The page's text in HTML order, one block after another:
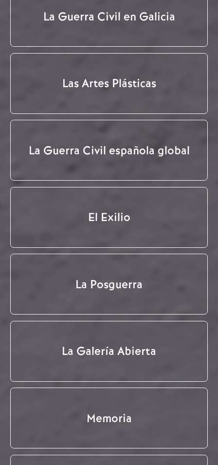
La Guerra Civil en Galicia
Las Artes Plásticas
La Guerra Civil española global
El Exilio
La Posguerra
La Galería Abierta
Memoria